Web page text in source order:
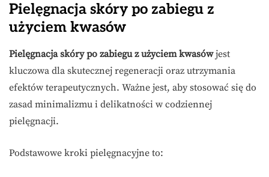
Pielęgnacja skóry po zabiegu z
użyciem kwasów
Pielęgnacja skóry po zabiegu z użyciem kwasówjest
kluczowa dla skutecznej regeneracji oraz utrzymania
efektów terapeutycznych. Ważne jest, aby stosować się do
zasad minimalizmu i delikatności w codziennej
pielęgnacji.
Podstawowe kroki pielęgnacyjne to: